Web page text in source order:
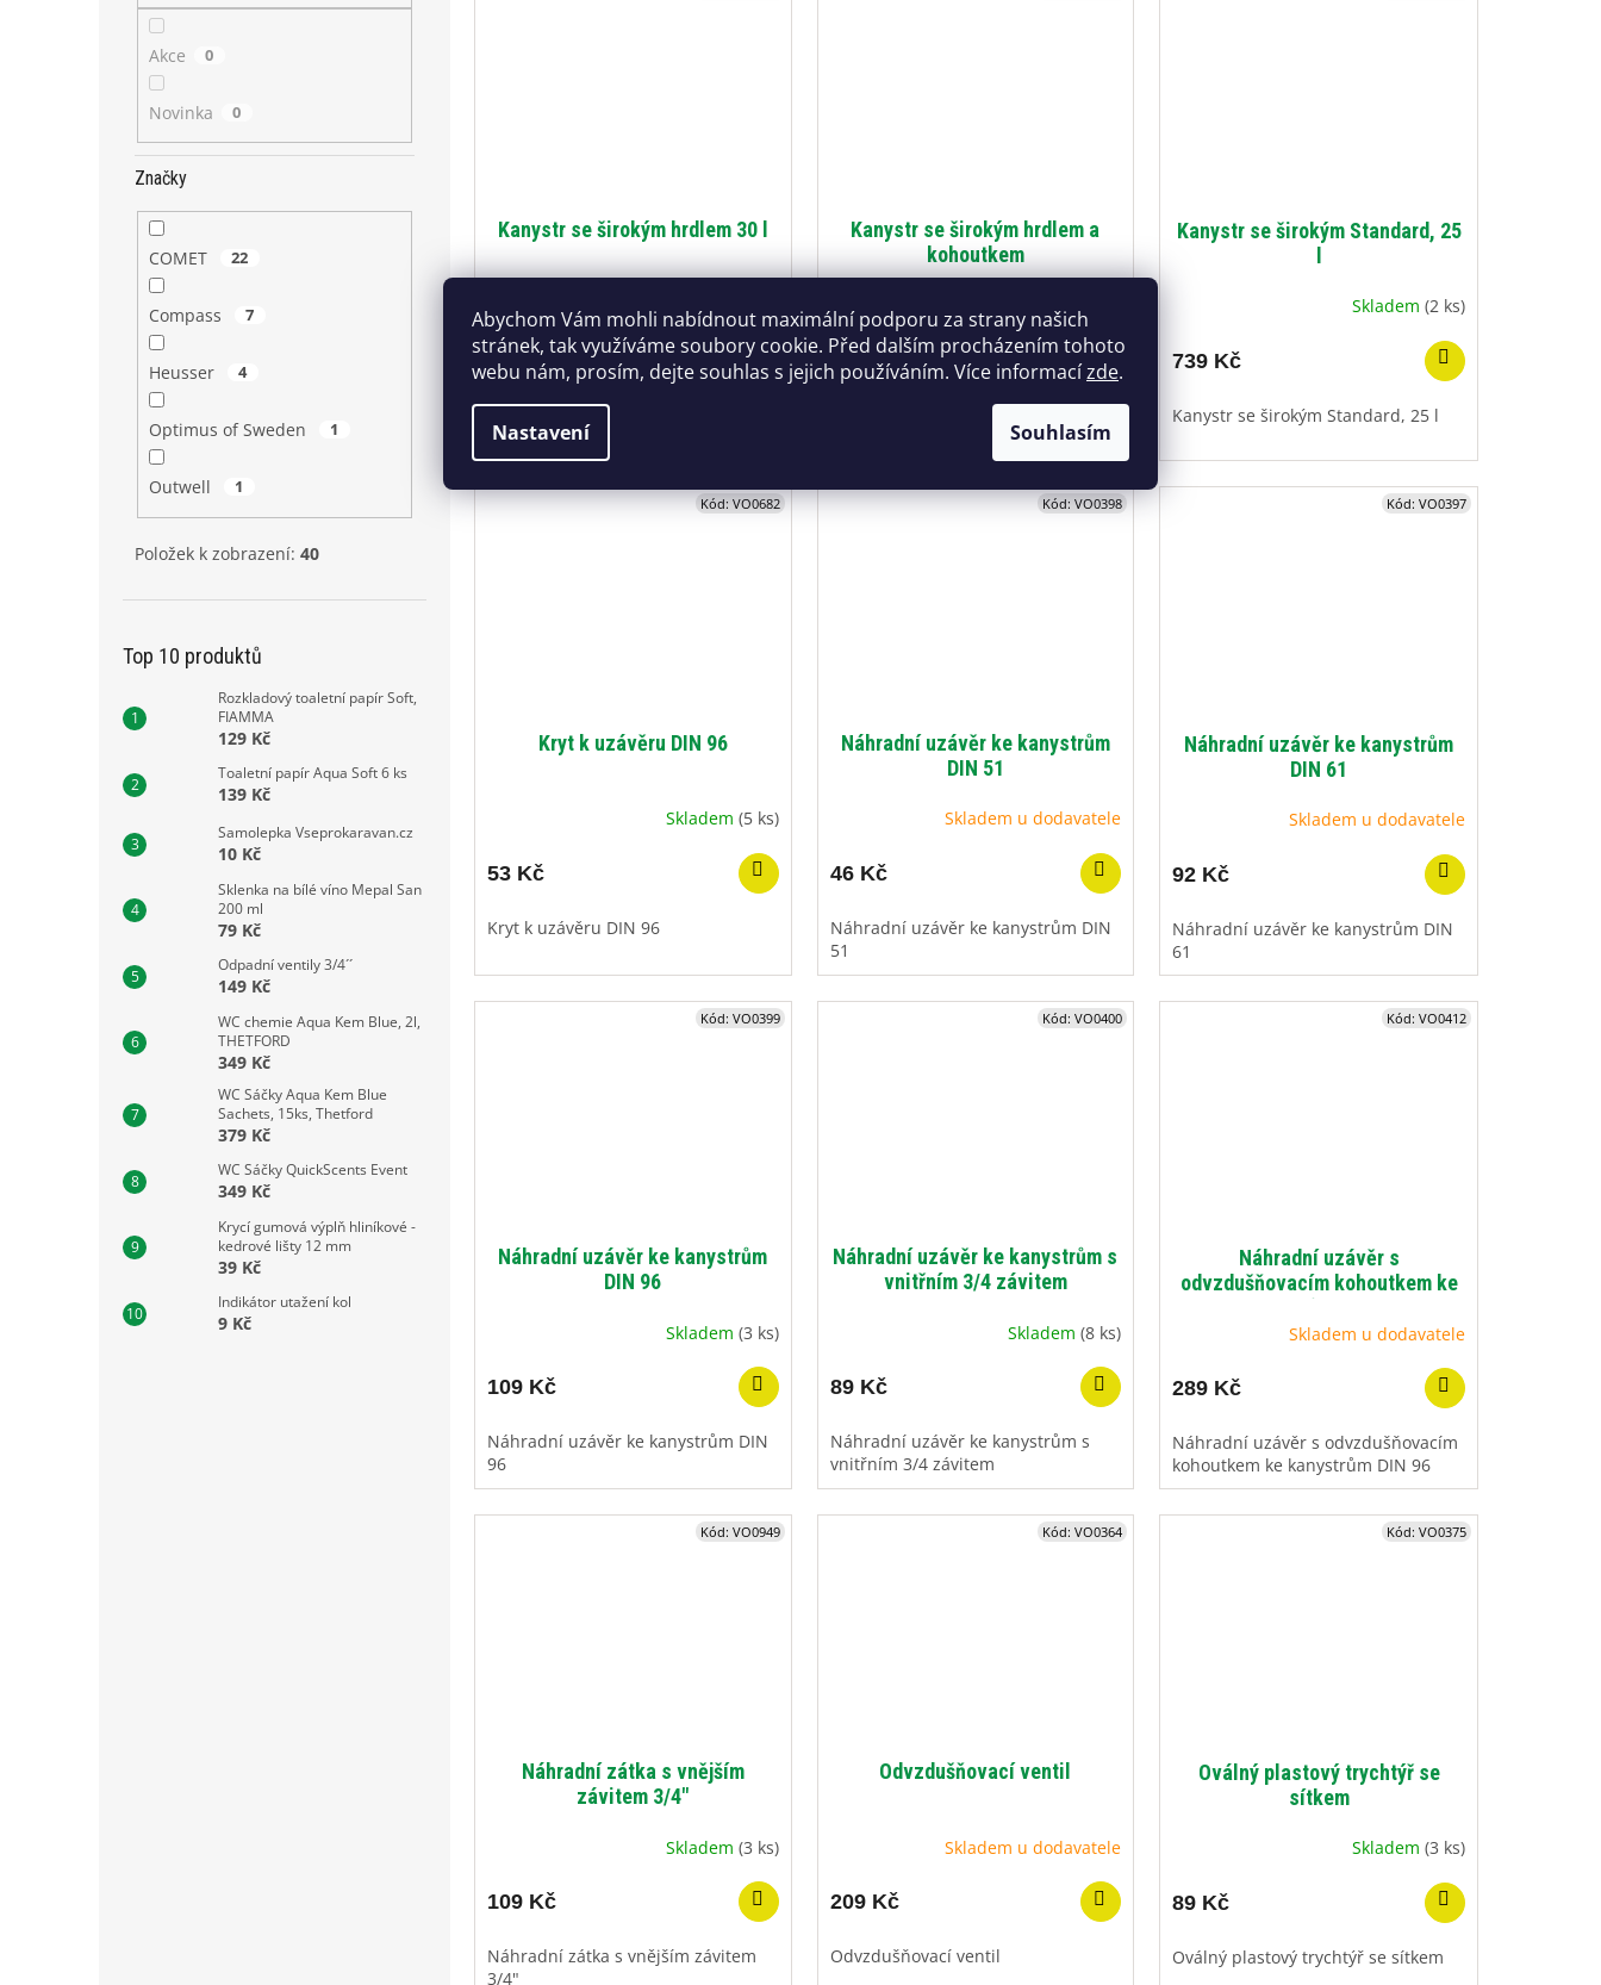
Abychom Vám mohli nabídnout maximální podporu za strany našich
stránek, tak využíváme soubory cookie. Před dalším procházením tohoto
webu nám, prosím, dejte souhlas s jejich používáním. Více informacízde.
Nastavení Souhlasím
Akce 0
Novinka 0
Značky
COMET 22
Compass 7
Heusser 4
Optimus of Sweden 1
Outwell 1
Položek k zobrazení: 40
Top 10 produktů
Rozkladový toaletní papír Soft,
FIAMMA
129 Kč
Toaletní papír Aqua Soft 6 ks
139 Kč
Samolepka Vseprokaravan.cz
10 Kč
Sklenka na bílé víno Mepal San
200 ml
79 Kč
Odpadní ventily 3/4´´
149 Kč
WC chemie Aqua Kem Blue, 2l,
THETFORD
349 Kč
WC Sáčky Aqua Kem Blue
Sachets, 15ks, Thetford
379 Kč
WC Sáčky QuickScents Event
349 Kč
Krycí gumová výplň hliníkové -
kedrové lišty 12 mm
39 Kč
Indikátor utažení kol
9 Kč
Kanystr se širokým hrdlem 30 l
859 Kč
Kanystr se širokým hrdlem 30 l
Kanystr se širokým hrdlem a
kohoutkem
989 Kč
Kanystr se širokým hrdlem a
Kanystr se širokým Standard, 25
l
Skladem (2 ks)
739 Kč
Kanystr se širokým Standard, 25 l
Kryt k uzávěru DIN 96
Skladem (5 ks)
53 Kč
Kryt k uzávěru DIN 96
Kód: VO0682
Náhradní uzávěr ke kanystrům
DIN 51
Skladem u dodavatele
46 Kč
Náhradní uzávěr ke kanystrům DIN
51
Kód:VO0398
Náhradní uzávěr ke kanystrům
DIN 61
Skladem u dodavatele
92 Kč
Náhradní uzávěr ke kanystrům DIN
61
Kód: VO0397
Náhradní uzávěr ke kanystrům
DIN 96
Skladem (3 ks)
109 Kč
Náhradní uzávěr ke kanystrům DIN
96
Kód: VO0399
Náhradní uzávěr ke kanystrům s
vnitřním 3/4 závitem
Skladem(8 ks)
89 Kč
Náhradní uzávěr ke kanystrům s
vnitřním 3/4 závitem
Kód:VO0400
Náhradní uzávěr s
odvzdušňovacím kohoutkem ke
Skladem u dodavatele
289 Kč
Náhradní uzávěr s odvzdušňovacím
kohoutkem ke kanystrům DIN 96
Kód: VO0412
Náhradní zátka s vnějším
závitem 3/4"
Skladem (3 ks)
109 Kč
Náhradní zátka s vnějším závitem
3/4"
Kód: VO0949
Odvzdušňovací ventil
Skladem u dodavatele
209 Kč
Odvzdušňovací ventil
Kód:VO0364
Oválný plastový trychtýř se
sítkem
Skladem (3 ks)
89 Kč
Oválný plastový trychtýř se sítkem
Kód: VO0375